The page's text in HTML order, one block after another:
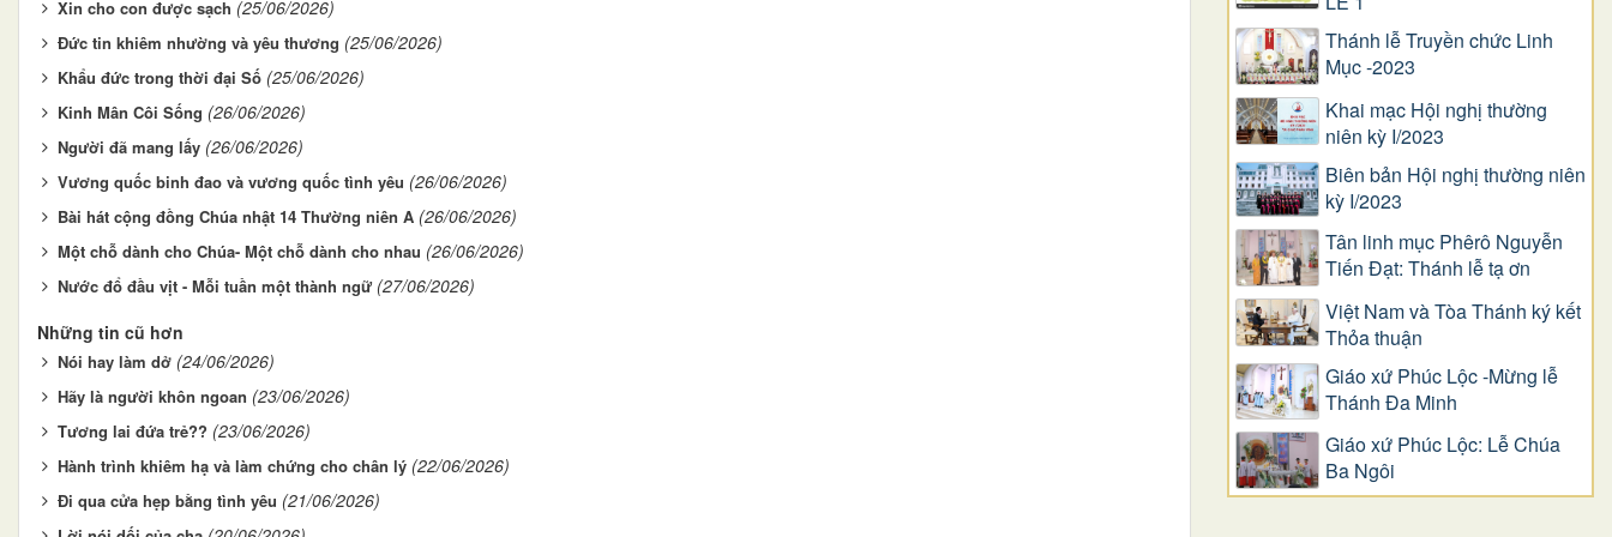
Xin cho con được sạch (25/06/2026)
Đức tin khiêm nhường và yêu thương (25/06/2026)
Khẩu đức trong thời đại Số (25/06/2026)
Kinh Mân Côi Sống (26/06/2026)
Người đã mang lấy (26/06/2026)
Vương quốc binh đao và vương quốc tình yêu (26/06/2026)
Bài hát cộng đồng Chúa nhật 14 Thường niên A (26/06/2026)
Một chỗ dành cho Chúa- Một chỗ dành cho nhau (26/06/2026)
Nước đổ đầu vịt - Mỗi tuần một thành ngữ (27/06/2026)
Những tin cũ hơn
Nói hay làm dở (24/06/2026)
Hãy là người khôn ngoan (23/06/2026)
Tương lai đứa trẻ?? (23/06/2026)
Hành trình khiêm hạ và làm chứng cho chân lý (22/06/2026)
Đi qua cửa hẹp bằng tình yêu (21/06/2026)
Thánh lễ Truyền chức Linh
Mục -2023
Khai mạc Hội nghị thường
niên kỳ I/2023
Biên bản Hội nghị thường niên
kỳ I/2023
Tân linh mục Phêrô Nguyễn
Tiến Đạt: Thánh lễ tạ ơn
Việt Nam và Tòa Thánh ký kết
Thỏa thuận
Giáo xứ Phúc Lộc -Mừng lễ
Thánh Đa Minh
Giáo xứ Phúc Lộc: Lễ Chúa
Ba Ngôi